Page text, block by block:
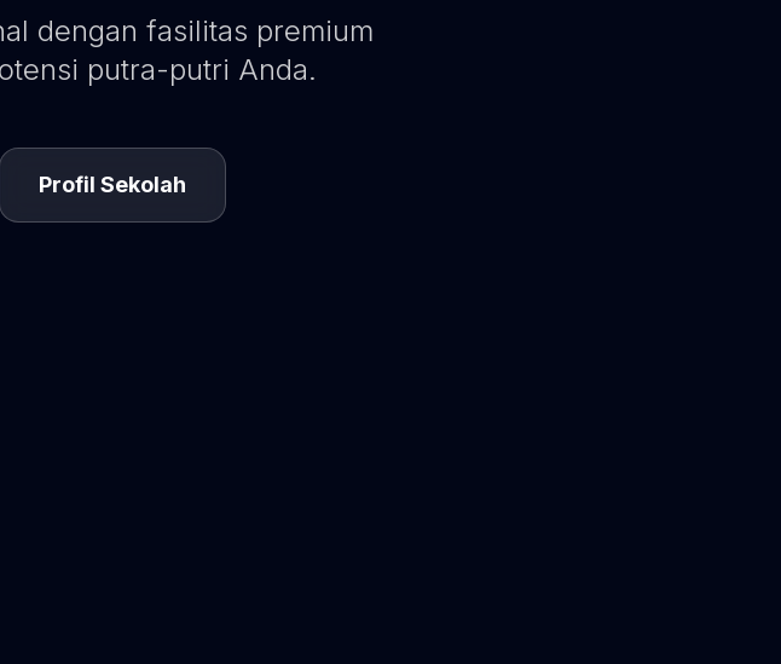
dengan fasilitas premium
putra-putri Anda.
Profil Sekolah